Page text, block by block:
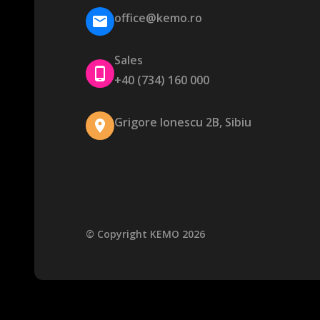
office@kemo.ro
Sales
+40 (734) 160 000
Grigore Ionescu 2B, Sibiu
© Copyright KEMO 2026